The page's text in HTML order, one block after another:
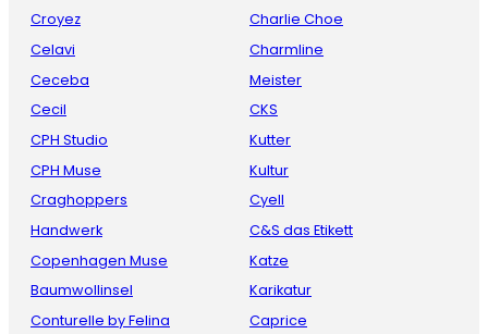
Croyez
Celavi
Ceceba
Cecil
CPH Studio
CPH Muse
Craghoppers
Handwerk
Copenhagen Muse
Baumwollinsel
Conturelle by Felina
Charlie Choe
Charmline
Meister
CKS
Kutter
Kultur
Cyell
C&S das Etikett
Katze
Karikatur
Caprice